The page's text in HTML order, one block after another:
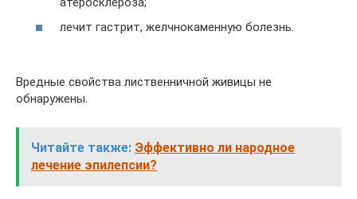
лечит гастрит, желчнокаменную болезнь.
Вредные свойства лиственничной живицы не
обнаружены.
Читайте также: Эффективно ли народное
лечение эпилепсии?